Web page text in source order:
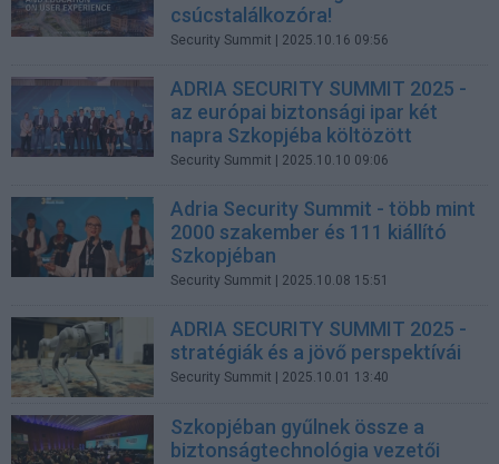
csúcstalálkozóra!
Security Summit | 2025.10.16 09:56
ADRIA SECURITY SUMMIT 2025 -
az európai biztonsági ipar két
napra Szkopjéba költözött
Security Summit | 2025.10.10 09:06
Adria Security Summit - több mint
2000 szakember és 111 kiállító
Szkopjéban
Security Summit | 2025.10.08 15:51
ADRIA SECURITY SUMMIT 2025 -
stratégiák és a jövő perspektívái
Security Summit | 2025.10.01 13:40
Szkopjéban gyűlnek össze a
biztonságtechnológia vezetői